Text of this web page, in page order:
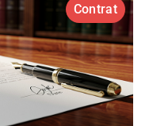
Contrat